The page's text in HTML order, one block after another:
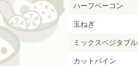
ハーフベーコン
玉ねぎ
ミックスベジタブル
カットパイン